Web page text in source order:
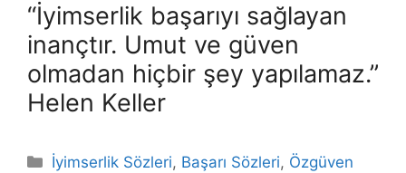
“İyimserlik başarıyı sağlayan
inançtır. Umut ve güven
olmadan hiçbir şey yapılamaz.”
Helen Keller
Kategoriler
İyimserlik Sözleri, Başarı Sözleri, Özgüven